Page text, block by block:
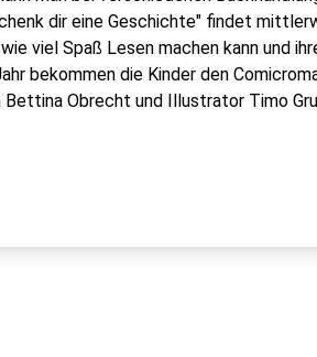
dir eine Geschichte" findet
viel Spaß Lesen machen kann und
bekommen die Kinder den
Obrecht und Illustrator Timo